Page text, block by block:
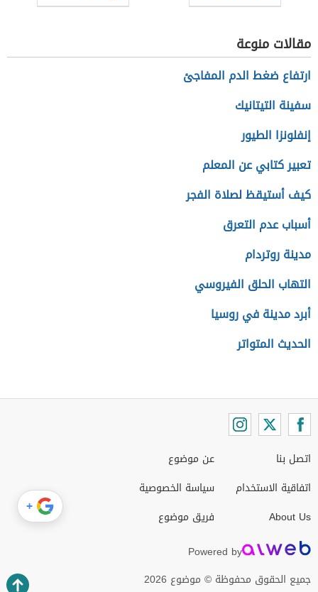
مقالات منوعة
ارتفاع ضغط الدم المفاجئ
سفينة التيتانيك
إنفلونزا الطيور
تعبير كتابي عن المعلم
كيف أستيقظ لصلاة الفجر
أسباب عدم التعرق
مدينة روتردام
التهاب الحلق الفيروسي
أبرد مدينة في روسيا
الحديث المتواتر
اتصل بنا
اتفاقية الاستخدام
About Us
عن موضوع
سياسة الخصوصية
فريق موضوع
Powered by
جميع الحقوق محفوظة © موضوع 2026
+